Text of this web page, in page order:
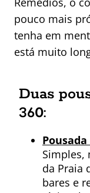
pouco mais
tenha em
está muito
Duas
360:
Simples,
da Praia
bares e